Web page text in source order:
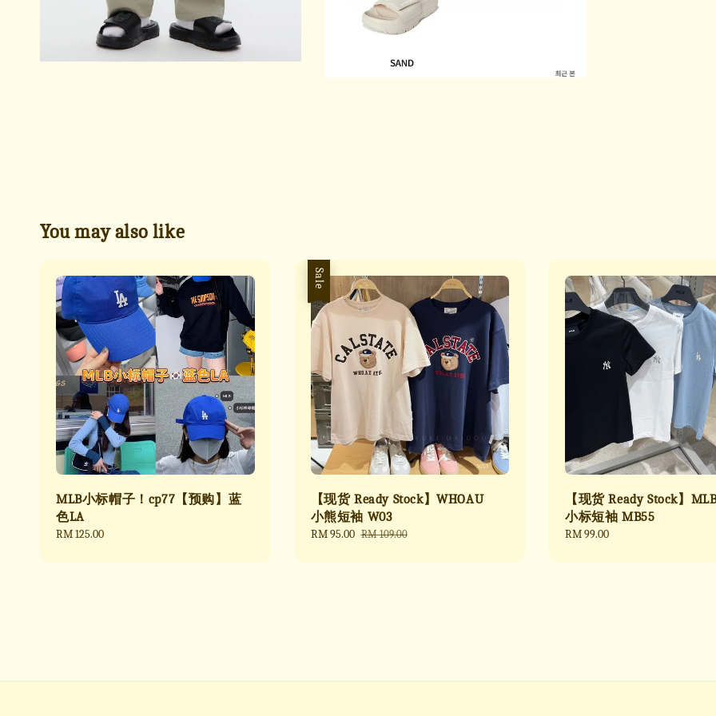
You may also like
MLB小标帽子！cp77【预购】蓝
色LA
Regular
RM 125.00
Sale
【现货 Ready Stock】WHOAU
小熊短袖 W03
Sale
RM 95.00 Regular
RM 109.00
【现货 Ready Stock】
小标短袖 MB55
Regular
RM 99.00